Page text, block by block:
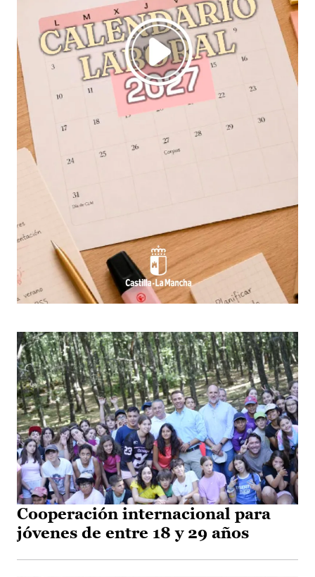
Cooperación internacional para
jóvenes de entre 18 y 29 años